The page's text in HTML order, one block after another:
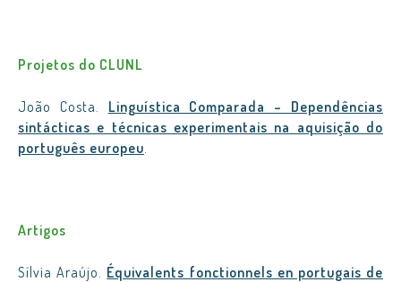
Projetos do CLUNL
João Costa. Linguística Comparada – Dependências
sintácticas e técnicas experimentais na aquisição do
português europeu.
Artigos
Sílvia Araújo. Équivalents fonctionnels en portugais de